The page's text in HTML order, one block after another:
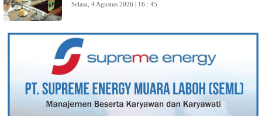
Selasa, 4 Agustus 2026 | 16 : 45